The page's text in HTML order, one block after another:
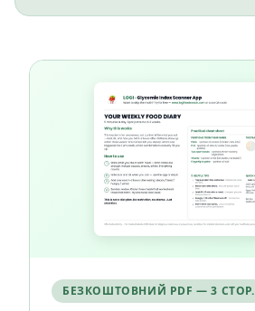
БЕЗКОШТОВНИЙ PDF — 3 СТОР.